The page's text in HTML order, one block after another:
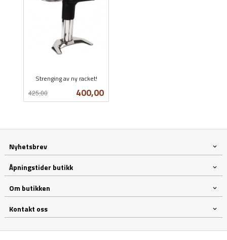
Strenging av ny racket!
Tilbud
400,00
425,00
mva.
Nyhetsbrev
Åpningstider butikk
Om butikken
Kontakt oss